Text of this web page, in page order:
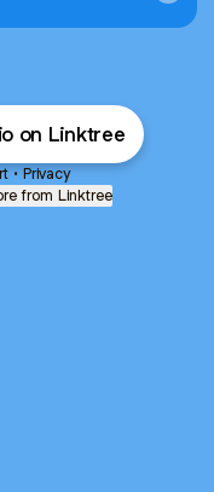
on Linktree
• Privacy
from Linktree